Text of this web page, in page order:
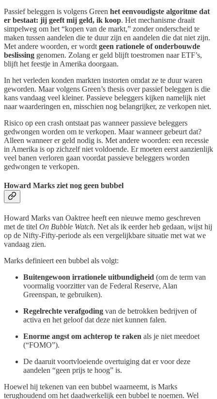
Passief beleggen is volgens Green het eenvoudigste algoritme dat
er bestaat: jij geeft mij geld, ik koop. Het mechanisme draait
simpelweg om het “kopen van de markt,” zonder onderscheid te
maken tussen aandelen die te duur zijn en aandelen die dat niet zijn.
Met andere woorden, er wordt geen rationele of onderbouwde
beslissing genomen. Zolang er geld blijft toestromen naar ETF’s,
blijft het feestje in Amerika doorgaan.
In het verleden konden markten instorten omdat ze te duur waren
geworden. Maar volgens Green’s thesis over passief beleggen is die
kans vandaag veel kleiner. Passieve beleggers kijken namelijk niet
naar waarderingen en, misschien nog belangrijker, ze verkopen niet.
Risico op een crash ontstaat pas wanneer passieve beleggers
gedwongen worden om te verkopen. Maar wanneer gebeurt dat?
Alleen wanneer er geld nodig is. Met andere woorden: een recessie
in Amerika is op zichzelf niet voldoende. Er moeten eerst aanzienlijk
veel banen verloren gaan voordat passieve beleggers worden
gedwongen te verkopen.
Howard Marks ziet nog geen bubbel
Howard Marks van Oaktree heeft een nieuwe memo geschreven
met de titel On Bubble Watch. Net als ik eerder heb gedaan, wijst hij
op de Nifty-Fifty-periode als een vergelijkbare situatie met wat we
vandaag zien.
Marks definieert een bubbel als volgt:
Buitengewoon irrationele uitbundigheid (om de term van
voormalig voorzitter van de Federal Reserve, Alan
Greenspan, te gebruiken).
Regelrechte verafgoding van de betrokken bedrijven of
activa en het geloof dat deze niet kunnen falen.
Enorme angst om achterop te raken als je niet meedoet
(“FOMO”).
De daaruit voortvloeiende overtuiging dat er voor deze
aandelen “geen prijs te hoog” is.
Hoewel hij tekenen van een bubbel waarneemt, is Marks
terughoudend om het daadwerkelijk een bubbel te noemen. Wel